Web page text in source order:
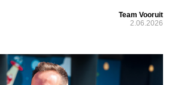
Team Vooruit
2.06.2026